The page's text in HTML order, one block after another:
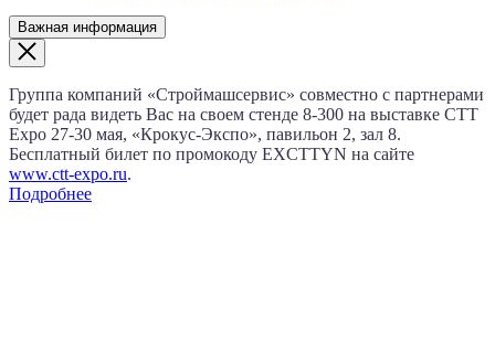
Важная информация
Группа компаний «Строймашсервис» совместно с партнерами
будет рада видеть Вас на своем стенде 8‑300 на выставке CTT
Expo 27‑30 мая, «Крокус‑Экспо», павильон 2, зал 8.
Бесплатный билет по промокоду EXCTTYN на сайте
www.сtt-expo.ru.
Подробнее